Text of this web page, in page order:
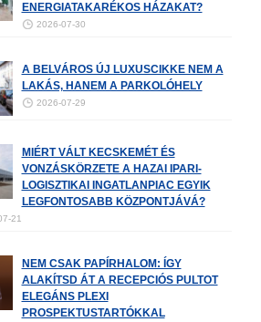
ENERGIATAKARÉKOS HÁZAKAT?
2026-07-30
A BELVÁROS ÚJ LUXUSCIKKE NEM A
LAKÁS, HANEM A PARKOLÓHELY
2026-07-29
MIÉRT VÁLT KECSKEMÉT ÉS
VONZÁSKÖRZETE A HAZAI IPARI-
LOGISZTIKAI INGATLANPIAC EGYIK
LEGFONTOSABB KÖZPONTJÁVÁ?
21
NEM CSAK PAPÍRHALOM: ÍGY
ALAKÍTSD ÁT A RECEPCIÓS PULTOT
ELEGÁNS PLEXI
PROSPEKTUSTARTÓKKAL